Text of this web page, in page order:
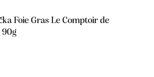
Foie Gras Le Comptoir de